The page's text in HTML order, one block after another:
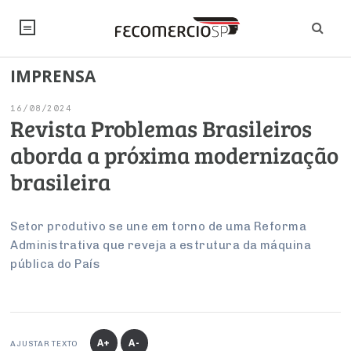
NOTÍCIAS
Editorial
Artigos
Institucional
PROJETOS ESPECIAIS:
UM BRASIL
Economia
Pesquisas
Brasil
Internacional
Inteligência Artificial
Trabalho
Empresas
Negócios
Varejo
ESG
Últimas Notícias
SINDICATOS
PESQUISAS
INSTITUCIONAL
Sobre
Negociações Coletivas
Conselho de Turismo
Conselho de Emprego e Relações do Trabalho
EMPRESAS
IMPRENSA
16/08/2024
Revista Problemas Brasileiros
aborda a próxima modernização
brasileira
Setor produtivo se une em torno de uma Reforma
Administrativa que reveja a estrutura da máquina
pública do País
AJUSTAR TEXTO A+ A-